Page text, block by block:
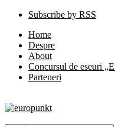
Subscribe by RSS
Home
Despre
About
Concursul de eseuri
Parteneri